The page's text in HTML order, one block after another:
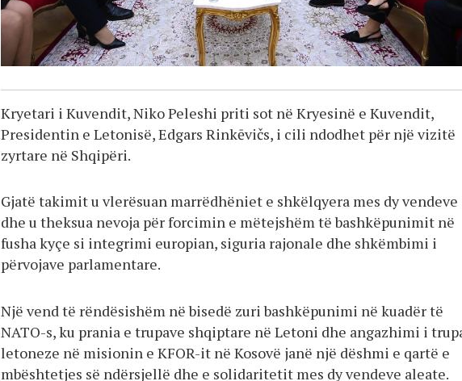
Kryetari i Kuvendit, Niko Peleshi priti sot në Kryesinë e Kuvendit,
Presidentin e Letonisë, Edgars Rinkēvičs, i cili ndodhet për një vizitë
zyrtare në Shqipëri.
Gjatë takimit u vlerësuan marrëdhëniet e shkëlqyera mes dy vendeve
dhe u theksua nevoja për forcimin e mëtejshëm të bashkëpunimit në
fusha kyçe si integrimi europian, siguria rajonale dhe shkëmbimi i
përvojave parlamentare.
Një vend të rëndësishëm në bisedë zuri bashkëpunimi në kuadër të
NATO-s, ku prania e trupave shqiptare në Letoni dhe angazhimi i
letoneze në misionin e KFOR-it në Kosovë janë një dëshmi e qartë e
mbështetjes së ndërsjellë dhe e solidaritetit mes dy vendeve aleate.